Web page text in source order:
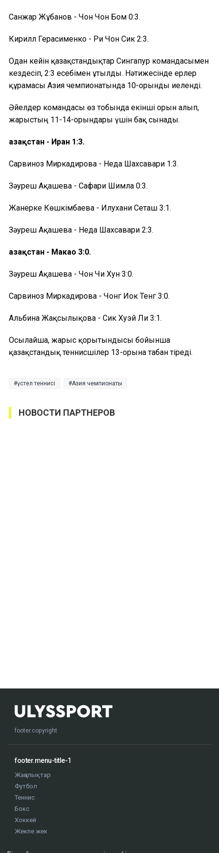
Санжар Жұбанов - Чон Чон Бом 0:3.
Кирилл Герасименко - Ри Чон Сик 2:3.
Одан кейін қазақстандықтар Сингапур командасымен
кездесіп, 2:3 есебімен ұтылды. Нәтижесінде ерлер
құрамасы Азия чемпионатында 10-орынды иеленді.
Әйелдер командасы өз тобында екінші орын алып,
жарыстың 11-14-орындары үшін бақ сынады.
Қазақстан - Иран 1:3.
Сарвиноз Миркадирова - Неда Шахсавари 1:3.
Зәуреш Ақашева - Сафари Шимла 0:3.
Жанерке Көшкімбаева - Илухани Сеташ 3:1.
Зәуреш Ақашева - Неда Шахсавари 2:3.
Қазақстан - Макао 3:0.
Зәуреш Ақашева - Чон Чи Хун 3:0.
Сарвиноз Миркадирова - Чонг Иок Тенг 3:0.
Альбина Жақсылықова - Сик Хуэй Ли 3:1.
Осылайша, жарыс қорытындысы бойынша
қазақстандық теннисшілер 13-орынға табан тіреді.
үстел теннисі Азия чемпионаты
НОВОСТИ ПАРТНЕРОВ
footer.copyright
footer.menu-title-1
Жаңалықтар
Футбол
Теннис
Бокс
Хоккей
Жекпе жек